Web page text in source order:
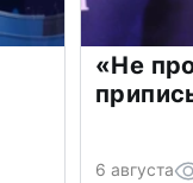
«Не
6 августа